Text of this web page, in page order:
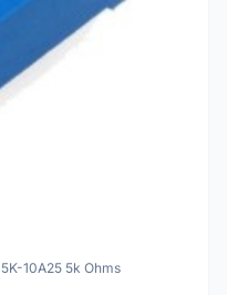
10A25 5k Ohms